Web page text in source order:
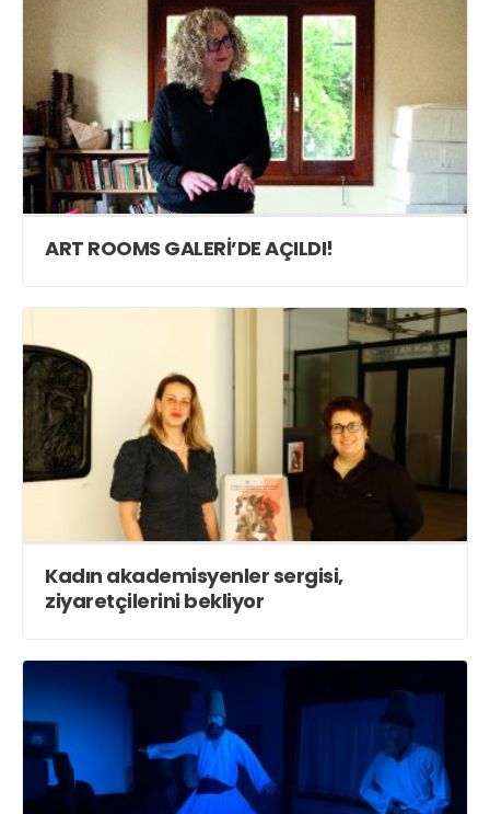
ART ROOMS GALERİ’DE AÇILDI!
Kadın akademisyenler sergisi,
ziyaretçilerini bekliyor